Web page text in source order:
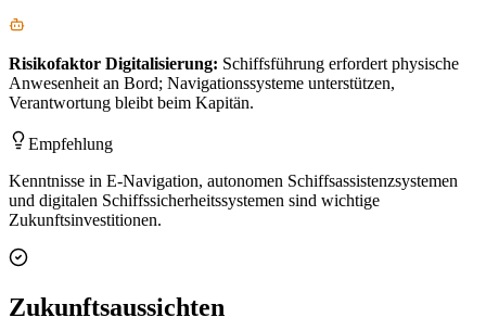
Risikofaktor Digitalisierung: Schiffsführung erfordert physische
Anwesenheit an Bord; Navigationssysteme unterstützen,
Verantwortung bleibt beim Kapitän.
Empfehlung
Kenntnisse in E-Navigation, autonomen Schiffsassistenzsystemen
und digitalen Schiffssicherheitssystemen sind wichtige
Zukunftsinvestitionen.
Zukunftsaussichten